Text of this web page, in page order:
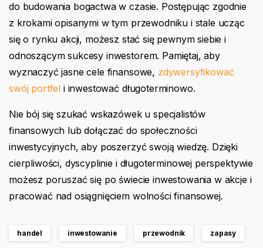
do budowania bogactwa w czasie. Postępując zgodnie
z krokami opisanymi w tym przewodniku i stale ucząc
się o rynku akcji, możesz stać się pewnym siebie i
odnoszącym sukcesy inwestorem. Pamiętaj, aby
wyznaczyć jasne cele finansowe, zdywersyfikować
swój portfel i inwestować długoterminowo.
Nie bój się szukać wskazówek u specjalistów
finansowych lub dołączać do społeczności
inwestycyjnych, aby poszerzyć swoją wiedzę. Dzięki
cierpliwości, dyscyplinie i długoterminowej perspektywie
możesz poruszać się po świecie inwestowania w akcje i
pracować nad osiągnięciem wolności finansowej.
handel inwestowanie przewodnik zapasy